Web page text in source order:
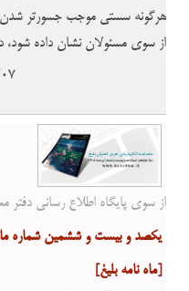
هرگونه سستی موجب جسورتر شدن
از سوی مسئولان نشان داده شود،
از سوی پایگاه اطلاع رسانی دفتر
یکصد و بیست و ششمین شماره
[ماه نامه بلیغ]